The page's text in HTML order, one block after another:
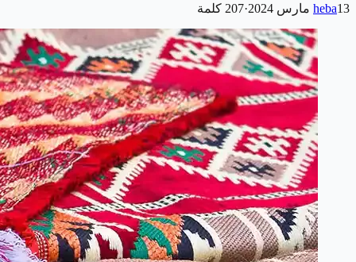
heba13 مارس 2024 ·
207 كلمة